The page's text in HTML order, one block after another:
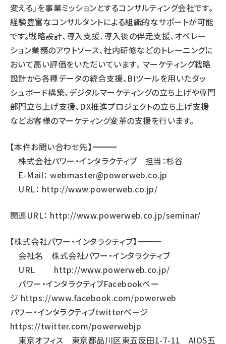
変える」を事業ミッションとするコンサルティング会社です。
経験豊富なコンサルタントによる組織的なサポートが可能
です。戦略設計、導入支援、導入後の伴走支援、オペレー
ション業務のアウトソース、社内研修などのトレーニングに
おいて高い評価をいただいています。 マーケティング戦略
設計から各種データの統合支援、BIツールを用いたダッ
シュボード構築、デジタルマーケティングの立ち上げや専門
部門立ち上げ支援、DX推進プロジェクトの立ち上げ支援
などお客様のマーケティング変革の支援を行います。
【本件お問い合わせ先】―――――――――――――――――――――
株式会社パワー・インタラクティブ 担当：杉谷
E-Mail：webmaster@powerweb.co.jp
URL： http://www.powerweb.co.jp/
関連URL： http://www.powerweb.co.jp/seminar/
【株式会社パワー・インタラクティブ】――――――――――――――
会社名 株式会社パワー・インタラクティブ
URL http://www.powerweb.co.jp/
パワー・インタラクティブFacebookペー
ジ https://www.facebook.com/powerweb
パワー・インタラクティブtwitterページ
https://twitter.com/powerwebjp
東京オフィス 東京都品川区東五反田1-7-11 AIOS五